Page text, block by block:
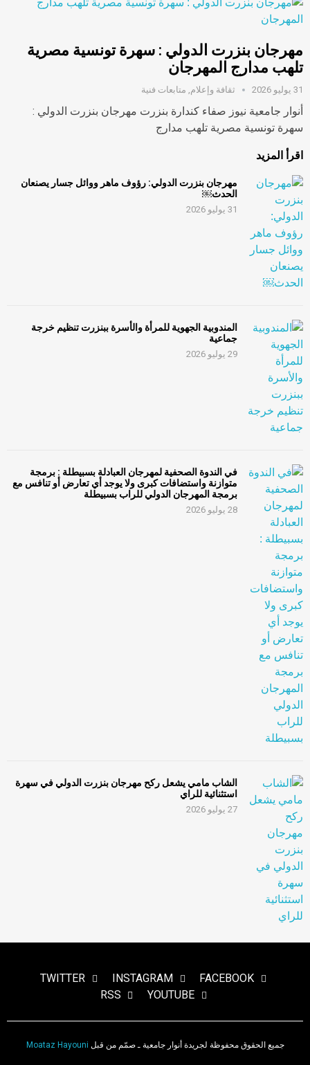
مهرجان بنزرت الدولي : سهرة تونسية مصرية
تلهب مدارج المهرجان
31 يوليو 2026 ثقافة وإعلام متابعات فنية
أنوار جامعية نيوز صفاء كندارة بنزرت مهرجان بنزرت الدولي :
سهرة تونسية مصرية تلهب مدارج
اقرأ المزيد
مهرجان بنزرت الدولي: رؤوف ماهر ووائل جسار يصنعان
الحدث￼
31 يوليو 2026
المندوبية الجهوية للمرأة والأسرة ببنزرت تنظيم خرجة
جماعية
29 يوليو 2026
في الندوة الصحفية لمهرجان العبادلة بسبيطلة : برمجة
متوازنة واستضافات كبرى ولا يوجد أي تعارض أو تنافس مع
برمجة المهرجان الدولي للراب بسبيطلة
28 يوليو 2026
الشاب مامي يشعل ركح مهرجان بنزرت الدولي في سهرة
استثنائية للراي
27 يوليو 2026
FACEBOOK
INSTAGRAM
TWITTER
YOUTUBE
RSS
جميع الحقوق محفوظة لجريدة أنوار جامعية ـ صمّم من قبل Moataz Hayouni